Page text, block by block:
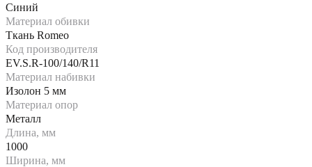
Синий
Материал обивки
Ткань Romeo
Код производителя
EV.S.R-100/140/R11
Материал набивки
Изолон 5 мм
Материал опор
Металл
Длина, мм
1000
Ширина, мм